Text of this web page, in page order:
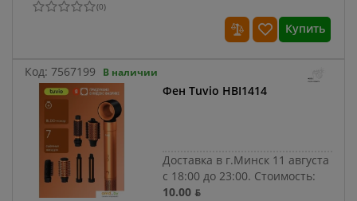
(0)
Купить
Код: 7567199 В наличии
Фен Tuvio HBI1414
Доставка в г.Минск 11 августа
с 18:00 до 23:00. Стоимость:
10.00 ƃ